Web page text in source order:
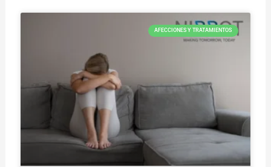
AFECCIONES Y TRATAMIENTOS